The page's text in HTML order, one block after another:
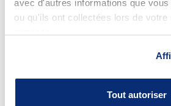
avec d'autres informations que
ou qu'ils ont collectées lors de votre
Tout autoriser